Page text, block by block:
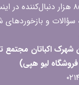
همچنین با بیش از ۸۵۰ هزار
و بازخوردهای
شهرک اکباتان مجتمع